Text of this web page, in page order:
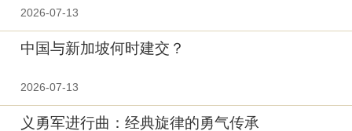
2026-07-13
中国与新加坡何时建交？
2026-07-13
义勇军进行曲：经典旋律的勇气传承